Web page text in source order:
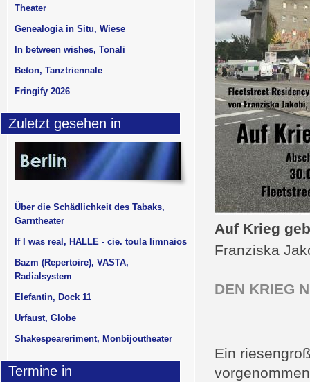
Auf Krieg
Franziska
DEN KRIEG
Ein
Theater
Genealogia in Situ, Wiese
In between wishes, Tonali
Beton, Tanztriennale
Fringify 2026
Zuletzt gesehen in
Über die Schädlichkeit des Tabaks,
Garntheater
If I was real, HALLE - cie. toula limnaios
Bazm (Repertoire), VASTA,
Radialsystem
Elefantin, Dock 11
Urfaust, Globe
Shakespeareriment, Monbijoutheater
Termine in